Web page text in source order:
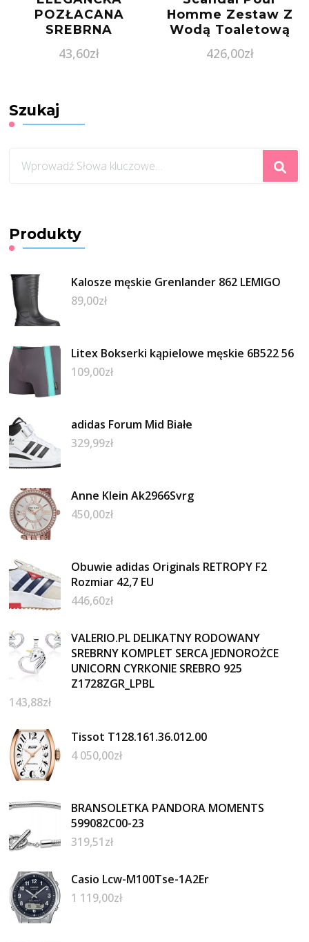
POZŁACANA
SREBRNA
BRANSOLETKA NA
NOGĘ CHOKER
925 FZ025P2_BNG
43,60zł
Homme Zestaw Z
Wodą Toaletową
100Ml I
Dezodorantem W
426,00zł
Szukaj
czegoś?
Produkty
Kalosze męskie Grenlander 862 LEMIGO
89,00zł
Litex Bokserki kąpielowe męskie 6B522 56
109,00zł
adidas Forum Mid Białe
329,99zł
Anne Klein Ak2966Svrg
450,00zł
Obuwie adidas Originals RETROPY F2
Rozmiar 42,7 EU
446,60zł
VALERIO.PL DELIKATNY RODOWANY
SREBRNY KOMPLET SERCA JEDNOROŻCE
UNICORN CYRKONIE SREBRO 925
Z1728ZGR_LPBL
143,88zł
Tissot T128.161.36.012.00
4 050,00zł
BRANSOLETKA PANDORA MOMENTS
599082C00-23
319,51zł
Casio Lcw-M100Tse-1A2Er
1 119,00zł